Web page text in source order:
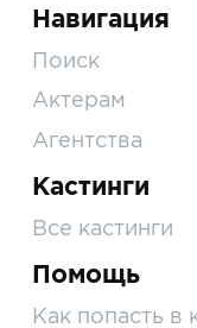
Навигация
Поиск
Актерам
Агентства
Кастинги
Все кастинги
Помощь
Как попасть в